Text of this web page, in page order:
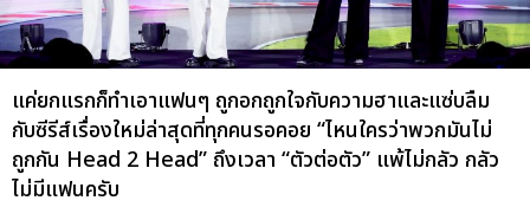
แค่ยกแรกก็ทำเอาแฟนๆ ถูกอกถูกใจกับความฮาและแซ่บลืม
กับซีรีส์เรื่องใหม่ล่าสุดที่ทุกคนรอคอย “ไหนใครว่าพวกมันไม่
ถูกกัน Head 2 Head” ถึงเวลา “ตัวต่อตัว” แพ้ไม่กลัว กลัว
ไม่มีแฟนครับ